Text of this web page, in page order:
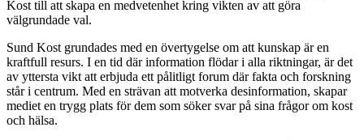
Kost till att skapa en medvetenhet kring vikten av att göra
välgrundade val.
Sund Kost grundades med en övertygelse om att kunskap är en
kraftfull resurs. I en tid där information flödar i alla riktningar, är det
av yttersta vikt att erbjuda ett pålitligt forum där fakta och forskning
står i centrum. Med en strävan att motverka desinformation, skapar
mediet en trygg plats för dem som söker svar på sina frågor om kost
och hälsa.